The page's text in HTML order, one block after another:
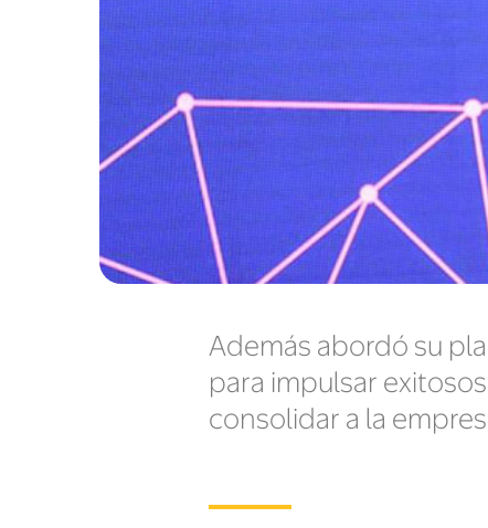
Además abordó su
para impulsar
consolidar a la